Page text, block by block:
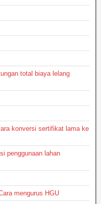
total biaya lelang
konversi sertifikat lama ke
penggunaan lahan
mengurus HGU